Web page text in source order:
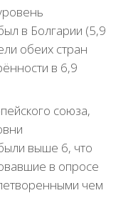
в Болгарии (5,9
обеих стран
в 6,9
союза,
выше 6, что
в опросе
чем